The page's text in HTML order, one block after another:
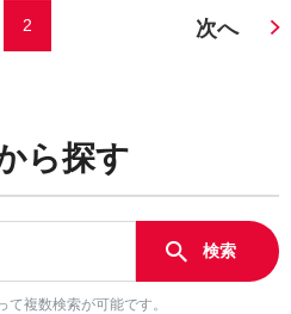
2 次へ
ら探す
複数検索が可能です。